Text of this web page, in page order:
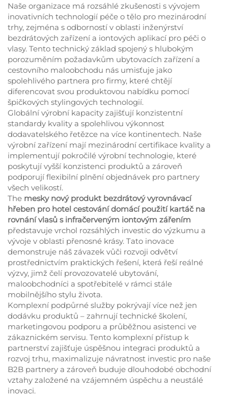
Naše organizace má rozsáhlé zkušenosti s vývojem
inovativních technologií péče o tělo pro mezinárodní
trhy, zejména s odborností v oblasti inženýrství
bezdrátových zařízení a iontových aplikací pro péči o
vlasy. Tento technický základ spojený s hlubokým
porozuměním požadavkům ubytovacích zařízení a
cestovního maloobchodu nás umisťuje jako
spolehlivého partnera pro firmy, které chtějí
diferencovat svou produktovou nabídku pomocí
špičkových stylingových technologií.
Globální výrobní kapacity zajišťují konzistentní
standardy kvality a spolehlivou výkonnost
dodavatelského řetězce na více kontinentech. Naše
výrobní zařízení mají mezinárodní certifikace kvality a
implementují pokročilé výrobní technologie, které
poskytují vyšší konzistenci produktů a zároveň
podporují flexibilní plnění objednávek pro partnery
všech velikostí.
The mesky nový produkt bezdrátový vyrovnávací
hřeben pro hotel cestování domácí použití kartáč na
rovnání vlasů s infračerveným iontovým zářením
představuje vrchol rozsáhlých investic do výzkumu a
vývoje v oblasti přenosné krásy. Tato inovace
demonstruje náš závazek vůči rozvoji odvětví
prostřednictvím praktických řešení, která řeší reálné
výzvy, jimž čelí provozovatelé ubytování,
maloobchodníci a spotřebitelé v rámci stále
mobilnějšího stylu života.
Komplexní podpůrné služby pokrývají více než jen
dodávku produktů – zahrnují technické školení,
marketingovou podporu a průběžnou asistenci ve
zákaznickém servisu. Tento komplexní přístup k
partnerství zajišťuje úspěšnou integraci produktů a
rozvoj trhu, maximalizuje návratnost investic pro naše
B2B partnery a zároveň buduje dlouhodobé obchodní
vztahy založené na vzájemném úspěchu a neustálé
inovaci.